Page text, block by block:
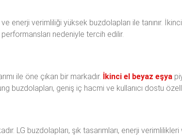
enerji verimliliği yüksek buzdolapları ile tanınır.
nedeniyle tercih edilir.
ile öne çıkan bir markadır. İkinci el beyaz eşya
buzdolapları, geniş iç hacmi ve kullanıcı dostu
LG buzdolapları, şık tasarımları, enerji